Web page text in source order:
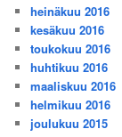
heinäkuu 2016
kesäkuu 2016
toukokuu 2016
huhtikuu 2016
maaliskuu 2016
helmikuu 2016
joulukuu 2015